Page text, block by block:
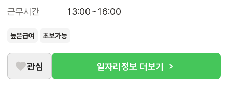
근무시간
13:00~16:00
높은급여 초보가능
관심 일자리정보 더보기